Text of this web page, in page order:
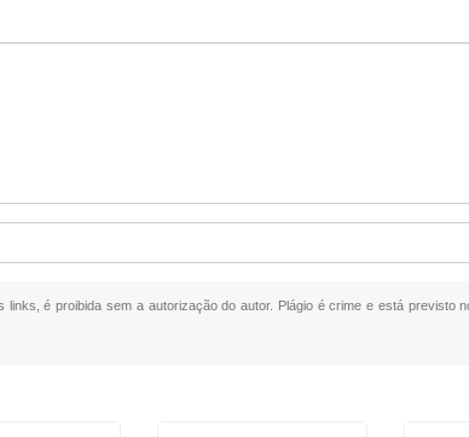
é proibida sem a autorização do autor. Plágio é crime e está previsto